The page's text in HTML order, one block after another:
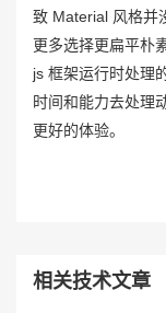
致 Material 风格并
更多选择更扁平朴
js 框架运行时处理
时间和能力去处理
更好的体验。
相关技术文章